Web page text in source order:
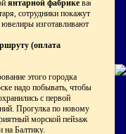
янтарной фабрике вас
сотрудники покажут
изготавливают
(оплата
этого городка
надо побывать, чтобы
с первой
Прогулка по новому
морской пейзаж
на Балтику.